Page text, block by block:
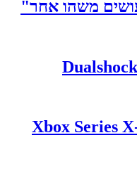
מייסד Steam מעדיף את ה-Xbox Series X